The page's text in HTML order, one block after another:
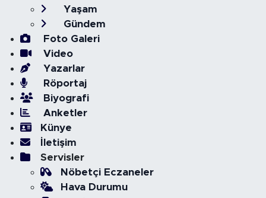
Yaşam
Gündem
Foto Galeri
Video
Yazarlar
Röportaj
Biyografi
Anketler
Künye
İletişim
Servisler
Nöbetçi Eczaneler
Hava Durumu